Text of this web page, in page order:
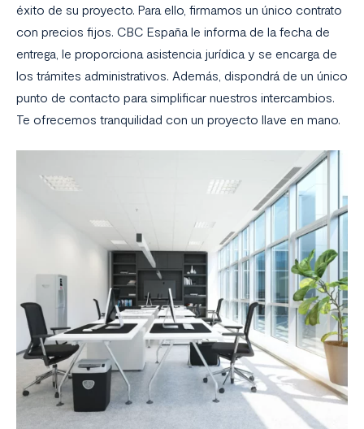
éxito de su proyecto. Para ello, firmamos un único contrato
con precios fijos. CBC España le informa de la fecha de
entrega, le proporciona asistencia jurídica y se encarga de
los trámites administrativos. Además, dispondrá de un único
punto de contacto para simplificar nuestros intercambios.
Te ofrecemos tranquilidad con un proyecto llave en mano.